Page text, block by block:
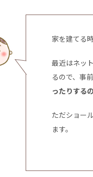
家を建てる
最近はネッ
るので、事
ったりする
ただショー
ます。